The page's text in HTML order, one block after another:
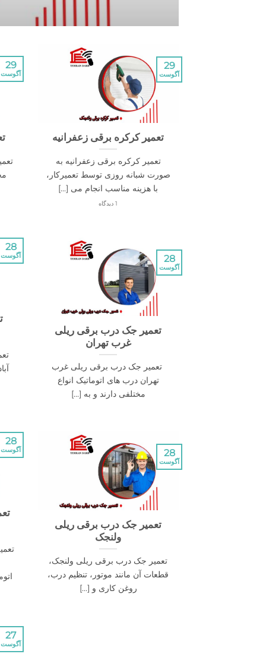
تعمیر کرکره برقی زعفرانیه
تعمیر کرکره برقی زعفرانیه به
صورت شبانه روزی توسط تعمیرکار،
با هزینه مناسب انجام می [...]
1 دیدگاه
29
آگوست
29
آگوست
28
آگوست
تعمیر جک درب برقی ریلی
غرب تهران
تعمیر جک درب برقی ریلی غرب
تهران درب های اتوماتیک انواع
مختلفی دارند و به [...]
28
آگوست
28
آگوست
تعمیر جک درب برقی ریلی
ولنجک
تعمیر جک درب برقی ریلی ولنجک،
قطعات آن مانند موتور، تنظیم درب،
روغن کاری و [...]
28
آگوست
27
آگوست